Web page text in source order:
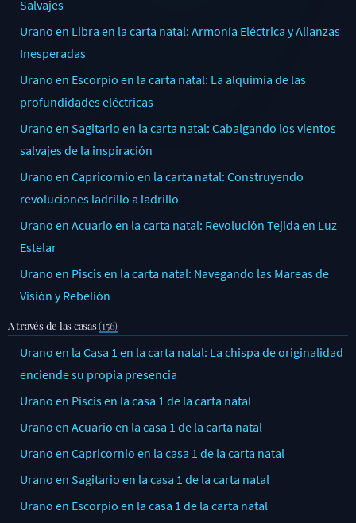
Salvajes
Urano en Libra en la carta natal: Armonía Eléctrica y Alianzas
Inesperadas
Urano en Escorpio en la carta natal: La alquimia de las
profundidades eléctricas
Urano en Sagitario en la carta natal: Cabalgando los vientos
salvajes de la inspiración
Urano en Capricornio en la carta natal: Construyendo
revoluciones ladrillo a ladrillo
Urano en Acuario en la carta natal: Revolución Tejida en Luz
Estelar
Urano en Piscis en la carta natal: Navegando las Mareas de
Visión y Rebelión
A través de las casas(156)
Urano en la Casa 1 en la carta natal: La chispa de originalidad
enciende su propia presencia
Urano en Piscis en la casa 1 de la carta natal
Urano en Acuario en la casa 1 de la carta natal
Urano en Capricornio en la casa 1 de la carta natal
Urano en Sagitario en la casa 1 de la carta natal
Urano en Escorpio en la casa 1 de la carta natal